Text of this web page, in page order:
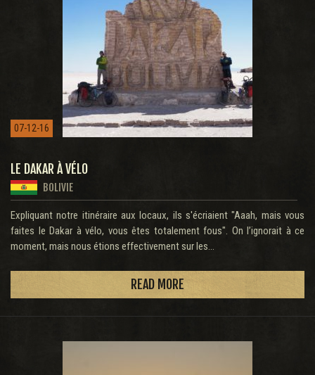
07-12-16
LE DAKAR À VÉLO
BOLIVIE
Expliquant notre itinéraire aux locaux, ils s'écriaient "Aaah, mais vous
faites le Dakar à vélo, vous êtes totalement fous". On l’ignorait à ce
moment, mais nous étions effectivement sur les...
READ MORE